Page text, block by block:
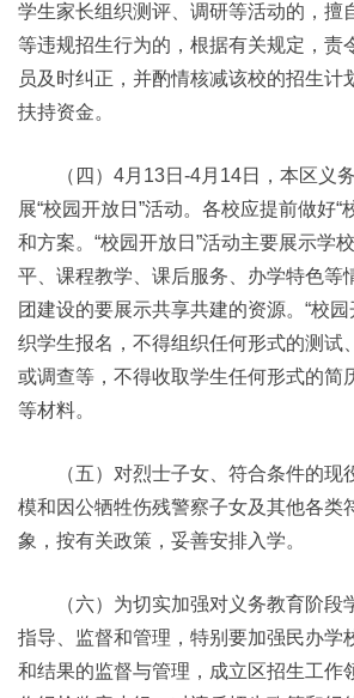
学生家长组织测评、调研等活动的，擅
等违规招生行为的，根据有关规定，责
员及时纠正，并酌情核减该校的招生计
扶持资金。
（四）4月13日-4月14日，本区义务
展“校园开放日”活动。各校应提前做好“
和方案。“校园开放日”活动主要展示学
平、课程教学、课后服务、办学特色等
团建设的要展示共享共建的资源。“校园
织学生报名，不得组织任何形式的测试
或调查等，不得收取学生任何形式的简
等材料。
（五）对烈士子女、符合条件的现
模和因公牺牲伤残警察子女及其他各类
象，按有关政策，妥善安排入学。
（六）为切实加强对义务教育阶段
指导、监督和管理，特别要加强民办学
和结果的监督与管理，成立区招生工作